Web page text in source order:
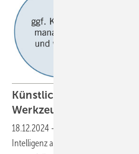
Künstliche Intelligenz im
Werkzeug des
18.12.2024 -
Intelligenz als Produktions- und